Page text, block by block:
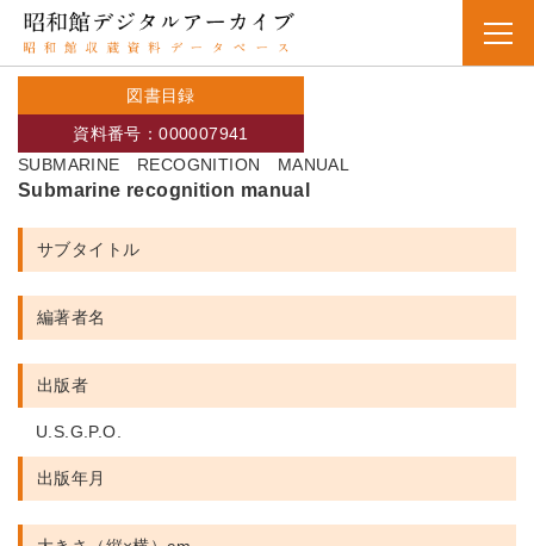
図書目録
SUBMARINE RECOGNITION MANUAL
資料番号：000007941
Submarine recognition manual
サブタイトル
編著者名
出版者
U.S.G.P.O.
出版年月